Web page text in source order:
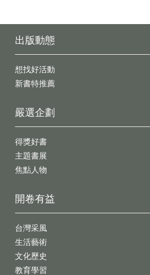
出版動態
想找好活動
新書特推薦
開卷有益
台灣采風
生活藝術
文化歷史
教育學習
嚴選企劃
得獎好書
主題書展
焦點人物